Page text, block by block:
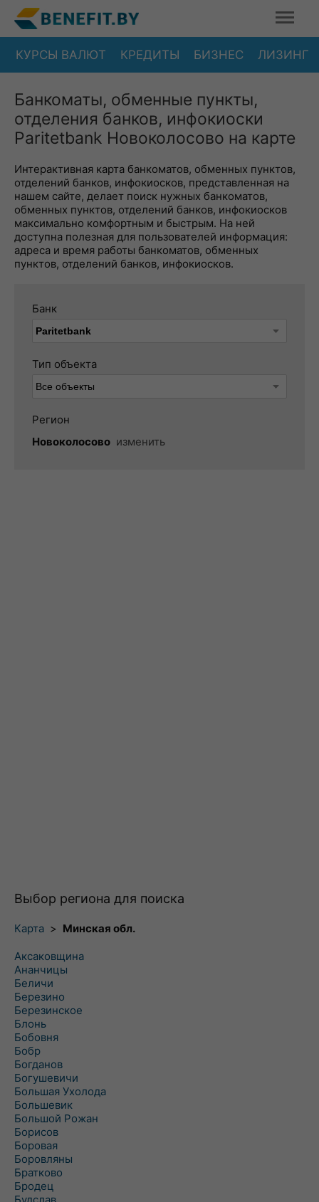
КУРСЫ ВАЛЮТ КРЕДИТЫ БИЗНЕС ЛИЗИНГ
Банкоматы, обменные пункты,
отделения банков, инфокиоски
Paritetbank Новоколосово на карте
Интерактивная карта банкоматов, обменных пунктов,
отделений банков, инфокиосков, представленная на
нашем сайте, делает поиск нужных банкоматов,
обменных пунктов, отделений банков, инфокиосков
максимально комфортным и быстрым. На ней
доступна полезная для пользователей информация:
адреса и время работы банкоматов, обменных
пунктов, отделений банков, инфокиосков.
Банк
Тип объекта
Регион
Новоколосово изменить
Выбор региона для поиска
Карта > Минская обл.
Аксаковщина
Ананчицы
Беличи
Березино
Березинское
Блонь
Бобовня
Бобр
Богданов
Богушевичи
Большая Ухолода
Большевик
Большой Рожан
Борисов
Боровая
Боровляны
Братково
Бродец